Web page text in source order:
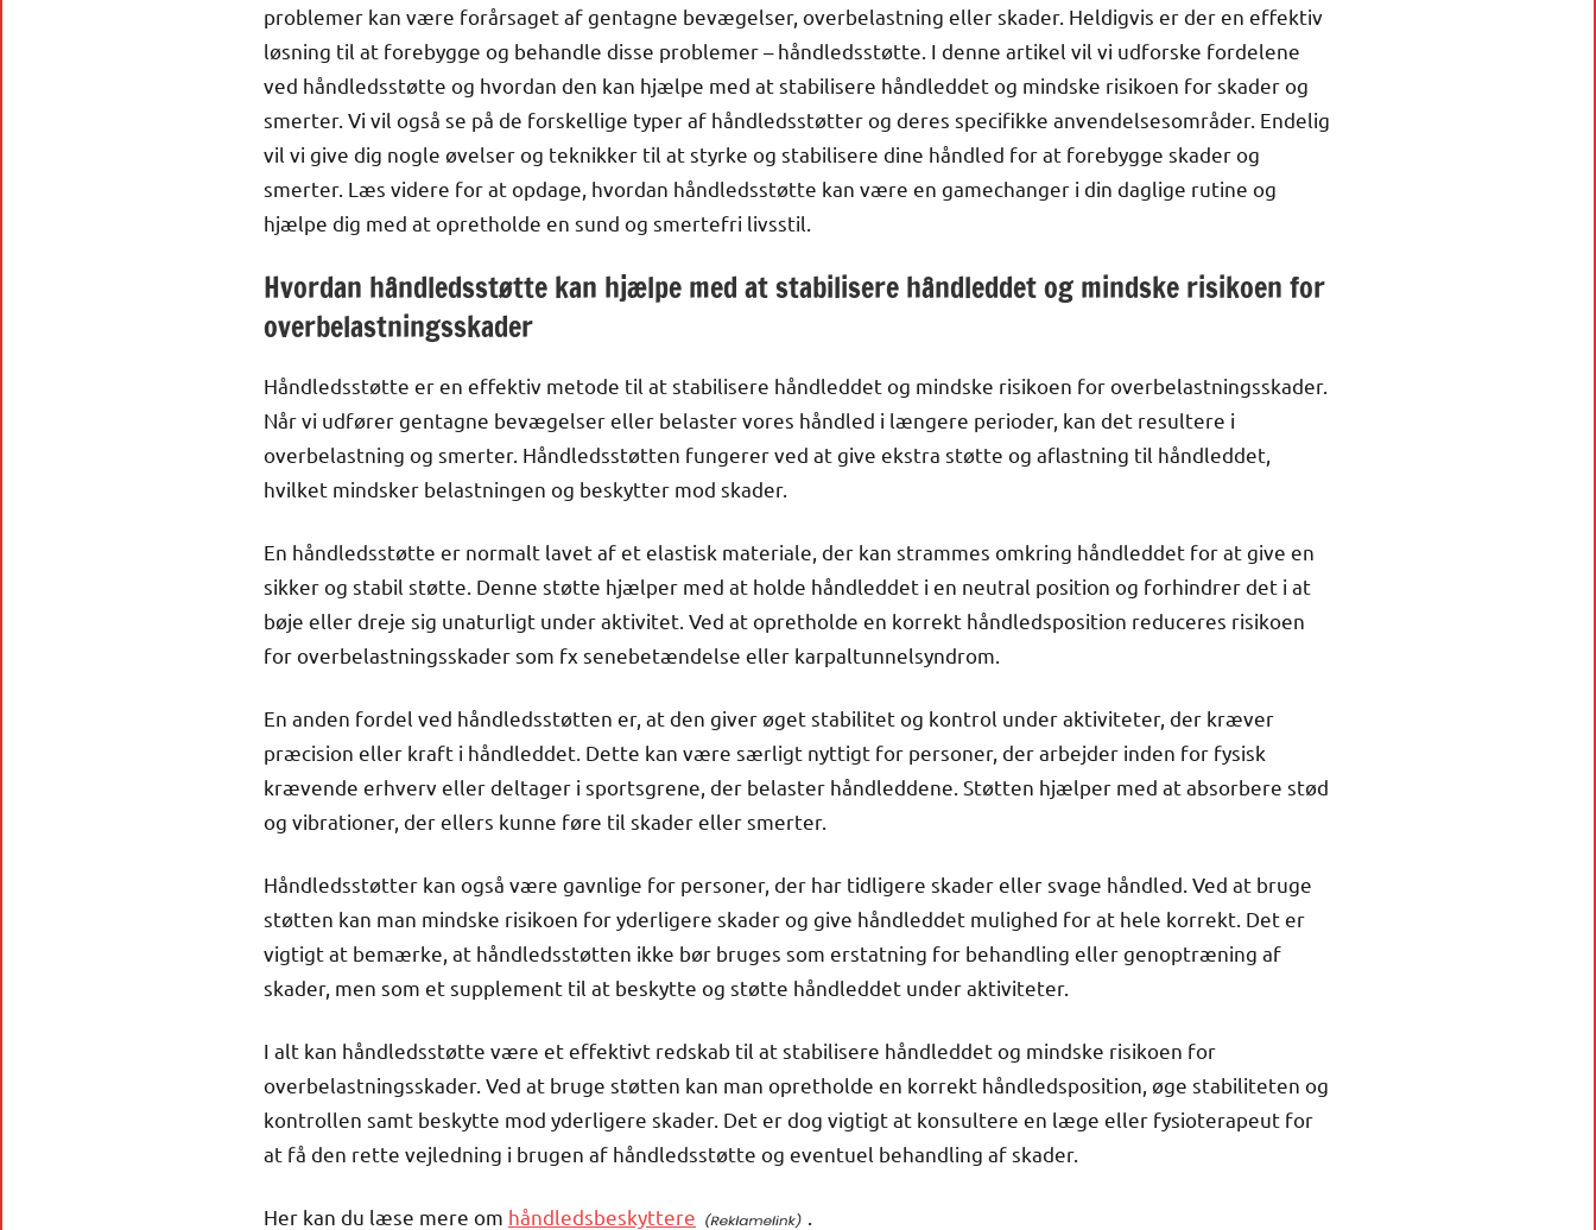
problemer kan være forårsaget af gentagne bevægelser, overbelastning eller skader. Heldigvis er der en effektiv
løsning til at forebygge og behandle disse problemer – håndledsstøtte. I denne artikel vil vi udforske fordelene
ved håndledsstøtte og hvordan den kan hjælpe med at stabilisere håndleddet og mindske risikoen for skader og
smerter. Vi vil også se på de forskellige typer af håndledsstøtter og deres specifikke anvendelsesområder. Endelig
vil vi give dig nogle øvelser og teknikker til at styrke og stabilisere dine håndled for at forebygge skader og
smerter. Læs videre for at opdage, hvordan håndledsstøtte kan være en gamechanger i din daglige rutine og
hjælpe dig med at opretholde en sund og smertefri livsstil.
Hvordan håndledsstøtte kan hjælpe med at stabilisere håndleddet og mindske risikoen for
overbelastningsskader
Håndledsstøtte er en effektiv metode til at stabilisere håndleddet og mindske risikoen for overbelastningsskader.
Når vi udfører gentagne bevægelser eller belaster vores håndled i længere perioder, kan det resultere i
overbelastning og smerter. Håndledsstøtten fungerer ved at give ekstra støtte og aflastning til håndleddet,
hvilket mindsker belastningen og beskytter mod skader.
En håndledsstøtte er normalt lavet af et elastisk materiale, der kan strammes omkring håndleddet for at give en
sikker og stabil støtte. Denne støtte hjælper med at holde håndleddet i en neutral position og forhindrer det i at
bøje eller dreje sig unaturligt under aktivitet. Ved at opretholde en korrekt håndledsposition reduceres risikoen
for overbelastningsskader som fx senebetændelse eller karpaltunnelsyndrom.
En anden fordel ved håndledsstøtten er, at den giver øget stabilitet og kontrol under aktiviteter, der kræver
præcision eller kraft i håndleddet. Dette kan være særligt nyttigt for personer, der arbejder inden for fysisk
krævende erhverv eller deltager i sportsgrene, der belaster håndleddene. Støtten hjælper med at absorbere stød
og vibrationer, der ellers kunne føre til skader eller smerter.
Håndledsstøtter kan også være gavnlige for personer, der har tidligere skader eller svage håndled. Ved at bruge
støtten kan man mindske risikoen for yderligere skader og give håndleddet mulighed for at hele korrekt. Det er
vigtigt at bemærke, at håndledsstøtten ikke bør bruges som erstatning for behandling eller genoptræning af
skader, men som et supplement til at beskytte og støtte håndleddet under aktiviteter.
I alt kan håndledsstøtte være et effektivt redskab til at stabilisere håndleddet og mindske risikoen for
overbelastningsskader. Ved at bruge støtten kan man opretholde en korrekt håndledsposition, øge stabiliteten og
kontrollen samt beskytte mod yderligere skader. Det er dog vigtigt at konsultere en læge eller fysioterapeut for
at få den rette vejledning i brugen af håndledsstøtte og eventuel behandling af skader.
Her kan du læse mere om håndledsbeskyttere